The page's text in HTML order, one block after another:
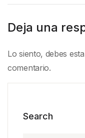
Deja una
Lo siento, debes
comentario.
Search